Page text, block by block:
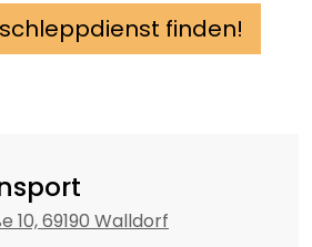
finden!
10, 69190 Walldorf